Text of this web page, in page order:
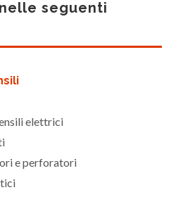
seguenti
elettrici
e perforatori